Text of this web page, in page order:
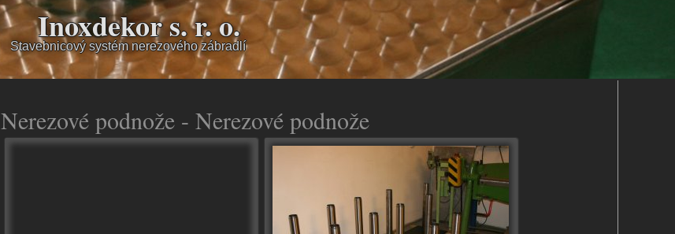
Inoxdekor s. r. o.
Stavebnicový systém nerezového zábradlí
Nerezové podnože - Nerezové podnože